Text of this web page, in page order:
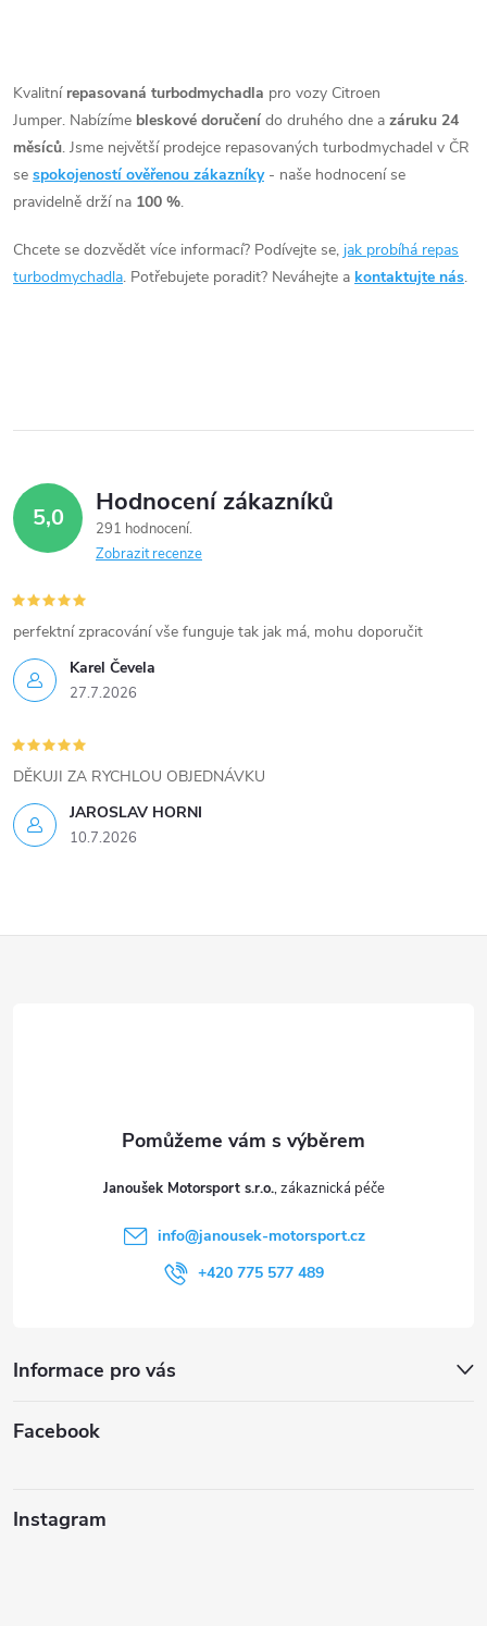
v
l
á
a
v
k
v
ý
p
i
s
u
Kvalitní repasovaná turbodmychadla pro vozy Citroen
Jumper. Nabízíme bleskové doručení do druhého dne a záruku 24
měsíců. Jsme největší prodejce repasovaných turbodmychadel v ČR
se spokojeností ověřenou zákazníky - naše hodnocení se
pravidelně drží na 100 %.
Chcete se dozvědět více informací? Podívejte se, jak probíhá repas
turbodmychadla. Potřebujete poradit? Neváhejte a kontaktujte nás.
5,0 Hodnocení zákazníků
291 hodnocení
Zobrazit recenze
Karel Čevela
27.7.2026
perfektní zpracování vše funguje tak jak má, mohu doporučit
JAROSLAV HORNI
10.7.2026
DĚKUJI ZA RYCHLOU OBJEDNÁVKU
Janoušek Motorsport s.r.o.
info@janousek-motorsport.cz
+420 775 577 489
Informace pro vás
Facebook
Instagram